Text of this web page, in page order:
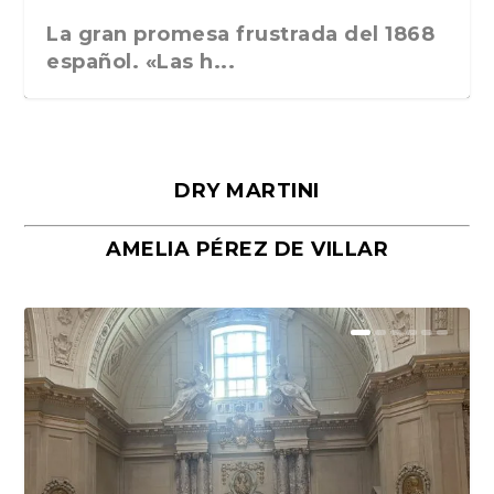
La gran promesa frustrada del 1868
español. «Las h...
Málaga, verso en azul, de Rafael
Porras y Salvador...
«La cocina hebrea. Alimentación
del pueblo judío e...
DRY MARTINI
AMELIA PÉREZ DE VILLAR